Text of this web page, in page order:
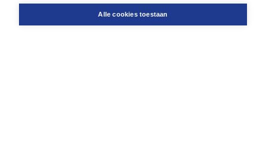
Bestellen
Alle cookies toestaan